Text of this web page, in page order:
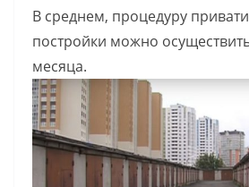
В среднем, процедуру
постройки можно
месяца.